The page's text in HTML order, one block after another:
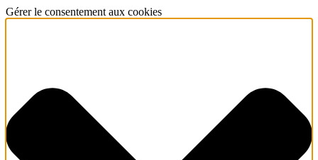
Gérer le consentement aux cookies